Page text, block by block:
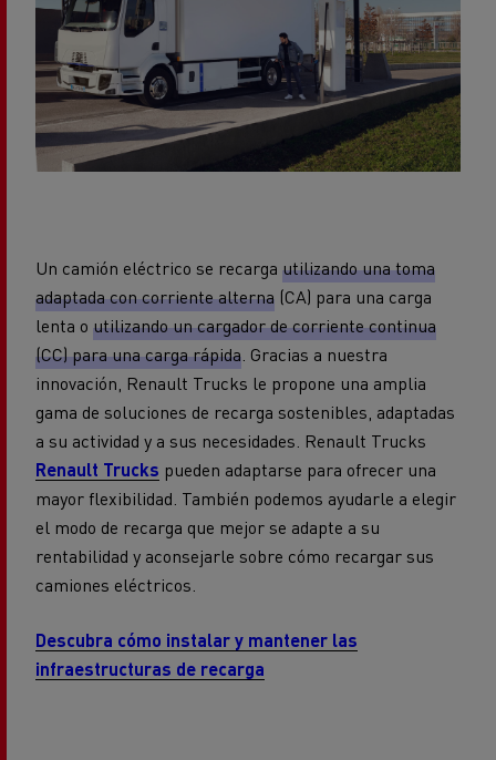
Un camión eléctrico se recarga utilizando una toma
adaptada con corriente alterna (CA) para una carga
lenta o utilizando un cargador de corriente continua
(CC) para una carga rápida . Gracias a nuestra
innovación, Renault Trucks le propone una amplia
gama de soluciones de recarga sostenibles, adaptadas
a su actividad y a sus necesidades. Renault Trucks
Renault Trucks pueden adaptarse para ofrecer una
mayor flexibilidad. También podemos ayudarle a elegir
el modo de recarga que mejor se adapte a su
rentabilidad y aconsejarle sobre cómo recargar sus
camiones eléctricos.
Descubra cómo instalar y mantener las
infraestructuras de recarga